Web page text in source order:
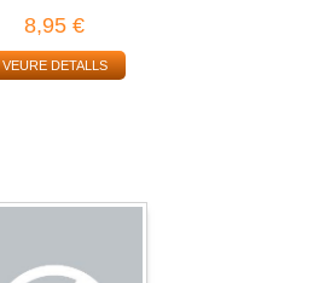
8,95 €
VEURE DETALLS